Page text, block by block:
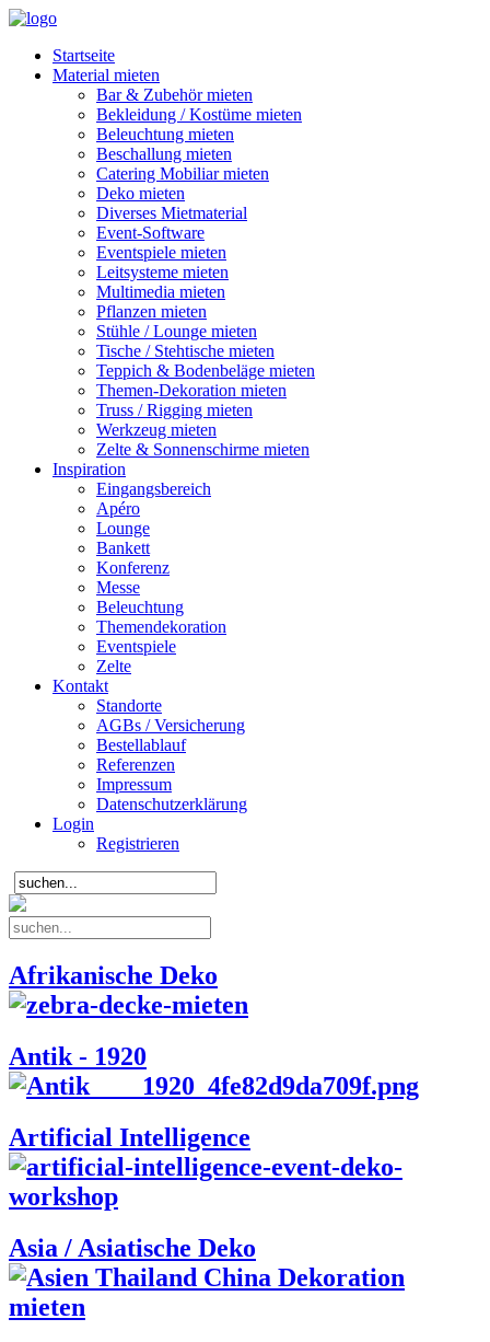
Startseite
Material mieten
Bar & Zubehör mieten
Bekleidung / Kostüme mieten
Beleuchtung mieten
Beschallung mieten
Catering Mobiliar mieten
Deko mieten
Diverses Mietmaterial
Event-Software
Eventspiele mieten
Leitsysteme mieten
Multimedia mieten
Pflanzen mieten
Stühle / Lounge mieten
Tische / Stehtische mieten
Teppich & Bodenbeläge mieten
Themen-Dekoration mieten
Truss / Rigging mieten
Werkzeug mieten
Zelte & Sonnenschirme mieten
Inspiration
Eingangsbereich
Apéro
Lounge
Bankett
Konferenz
Messe
Beleuchtung
Themendekoration
Eventspiele
Zelte
Kontakt
Standorte
AGBs / Versicherung
Bestellablauf
Referenzen
Impressum
Datenschutzerklärung
Login
Registrieren
Afrikanische Deko
Antik - 1920
Artificial Intelligence
Asia / Asiatische Deko